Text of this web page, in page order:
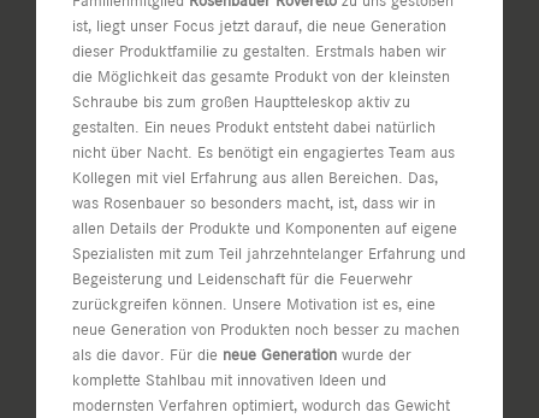
ist, liegt unser Focus jetzt darauf, die neue Generation
dieser Produktfamilie zu gestalten. Erstmals haben wir
die Möglichkeit das gesamte Produkt von der kleinsten
Schraube bis zum großen Hauptteleskop aktiv zu
gestalten. Ein neues Produkt entsteht dabei natürlich
nicht über Nacht. Es benötigt ein engagiertes Team aus
Kollegen mit viel Erfahrung aus allen Bereichen. Das,
was Rosenbauer so besonders macht, ist, dass wir in
allen Details der Produkte und Komponenten auf eigene
Spezialisten mit zum Teil jahrzehntelanger Erfahrung und
Begeisterung und Leidenschaft für die Feuerwehr
zurückgreifen können. Unsere Motivation ist es, eine
neue Generation von Produkten noch besser zu machen
als die davor. Für die neue Generation wurde der
komplette Stahlbau mit innovativen Ideen und
modernsten Verfahren optimiert, wodurch das Gewicht